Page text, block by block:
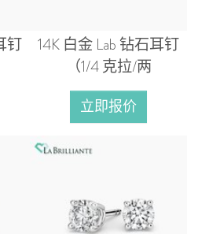
钉
14K 白金 Lab 钻石耳钉
（1/4 克拉/两
立即报价